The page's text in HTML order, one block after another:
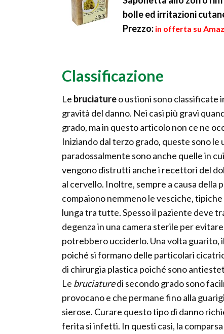
bolle ed irritazioni
Prezzo: in offerta su
Classificazione
Le bruciatureo ustioni sono classificate
gravità del danno. Nei casi più gravi
grado, ma in questo articolo non ce ne
Iniziando dal terzo grado, queste sono le
paradossalmente sono anche quelle in
vengono distrutti anche i recettori del
al cervello. Inoltre, sempre a causa della
compaiono nemmeno le vesciche,
lunga tra tutte. Spesso il paziente deve
degenza in una camera sterile per
potrebbero ucciderlo. Una volta guarito,
poiché si formano delle particolari
di chirurgia plastica poiché sono
Le bruciaturedi secondo grado sono
provocano e che permane fino alla
sierose. Curare questo tipo di danno
ferita si infetti. In questi casi, la